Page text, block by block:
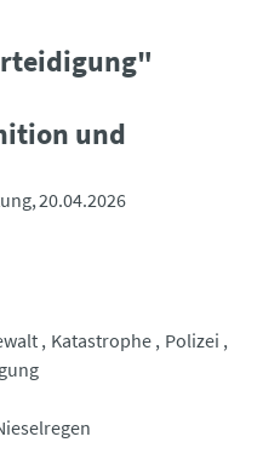
und
20.04.2026
Katastrophe Polizei